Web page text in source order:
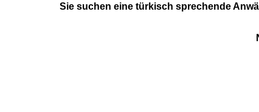
Sie suchen eine türkisch sprechende